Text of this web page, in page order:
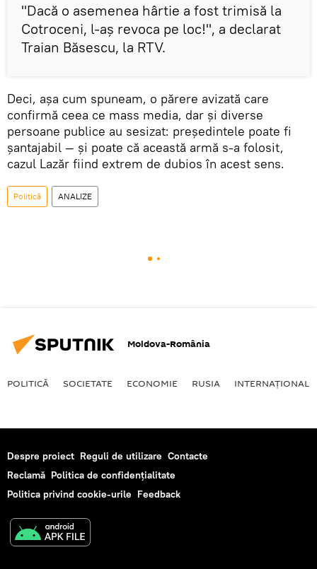
"Dacă o asemenea hârtie a fost trimisă la
Cotroceni, l-aș revoca pe loc!", a declarat
Traian Băsescu, la RTV.
Deci, așa cum spuneam, o părere avizată care
confirmă ceea ce mass media, dar și diverse
persoane publice au sesizat: președintele poate fi
șantajabil — și poate că această armă s-a folosit,
cazul Lazăr fiind extrem de dubios în acest sens.
Politică ANALIZE
Moldova-România
POLITICĂ SOCIETATE ECONOMIE RUSIA INTERNAŢIONAL
Despre proiect Reguli de utilizare Contacte
Reclamă Politica de confidențialitate
Politica privind cookie-urile Feedback